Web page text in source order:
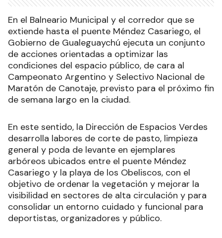
En el Balneario Municipal y el corredor que se
extiende hasta el puente Méndez Casariego, el
Gobierno de Gualeguaychú ejecuta un conjunto
de acciones orientadas a optimizar las
condiciones del espacio público, de cara al
Campeonato Argentino y Selectivo Nacional de
Maratón de Canotaje, previsto para el próximo fin
de semana largo en la ciudad.
En este sentido, la Dirección de Espacios Verdes
desarrolla labores de corte de pasto, limpieza
general y poda de levante en ejemplares
arbóreos ubicados entre el puente Méndez
Casariego y la playa de los Obeliscos, con el
objetivo de ordenar la vegetación y mejorar la
visibilidad en sectores de alta circulación y para
consolidar un entorno cuidado y funcional para
deportistas, organizadores y público.